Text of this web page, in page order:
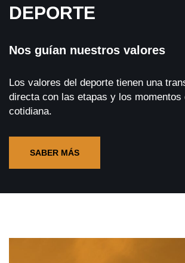
DEPORTE
Nos guían nuestros valores
Los valores del deporte tienen una
directa con las etapas y los momentos
cotidiana.
SABER MÁS